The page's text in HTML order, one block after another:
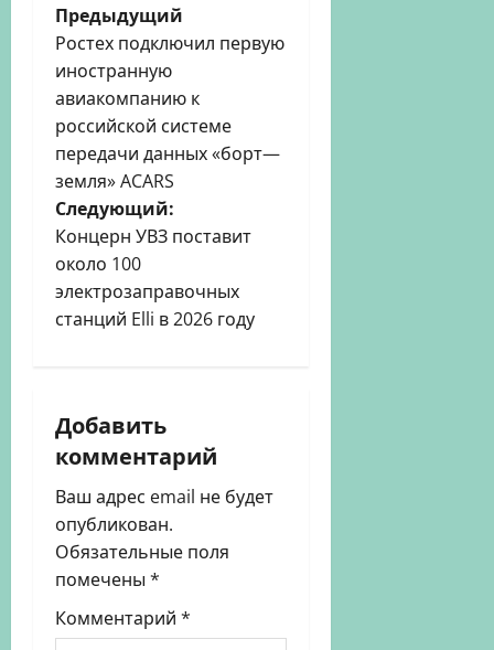
Н
а
в
и
г
а
ц
з
а
п
и
с
Предыдущий
Ростех подключил первую
иностранную
авиакомпанию к
российской системе
передачи данных «борт—
земля» ACARS
Следующий:
Концерн УВЗ поставит
около 100
электрозаправочных
станций Elli в 2026 году
Добавить
комментарий
Ваш адрес email не будет
опубликован.
Обязательные поля
помечены *
Комментарий *